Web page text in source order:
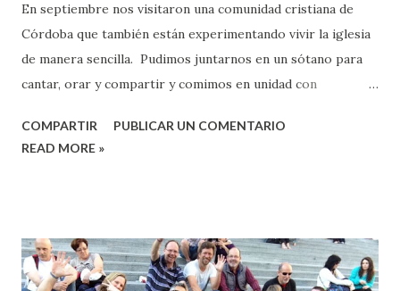
En septiembre nos visitaron una comunidad cristiana de
Córdoba que también están experimentando vivir la iglesia
de manera sencilla. Pudimos juntarnos en un sótano para
cantar, orar y compartir y comimos en unidad con
experiencias en esta aventura de ser iglesia.
COMPARTIR
PUBLICAR UN COMENTARIO
READ MORE »